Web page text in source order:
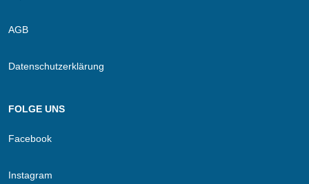
AGB
Datenschutzerklärung
FOLGE UNS
Facebook
Instagram